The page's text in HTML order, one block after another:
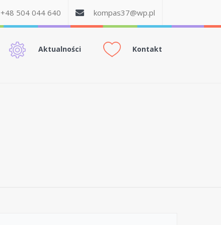
+48 504 044 640 kompas37@wp.pl
Aktualności Kontakt